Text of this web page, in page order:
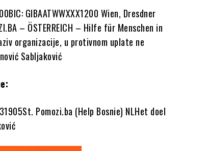
GIBAATWWXXX1200 Wien, Dresdner
– ÖSTERREICH – Hilfe für Menschen in
organizacije, u protivnom uplate ne
Sabljaković
Pomozi.ba (Help Bosnie) NLHet doel